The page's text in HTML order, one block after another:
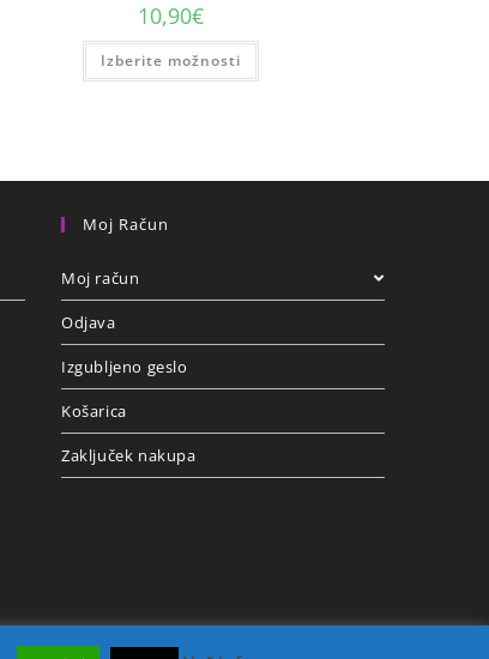
10,90€
Izberite možnosti
Moj Račun
Moj račun
Odjava
Izgubljeno geslo
Košarica
Zaključek nakupa